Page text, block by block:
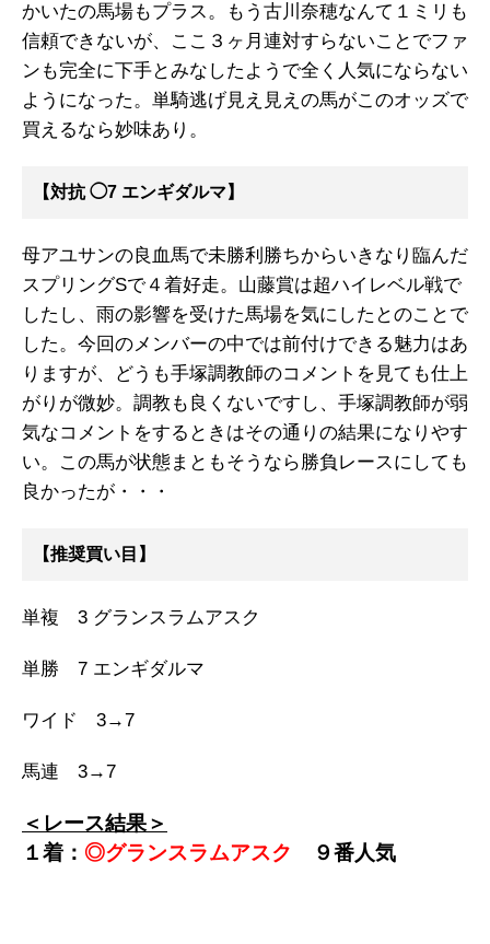
かいたの馬場もプラス。もう古川奈穂なんて１ミリも
信頼できないが、ここ３ヶ月連対すらないことでファ
ンも完全に下手とみなしたようで全く人気にならない
ようになった。単騎逃げ見え見えの馬がこのオッズで
買えるなら妙味あり。
【対抗 ◯7 エンギダルマ】
母アユサンの良血馬で未勝利勝ちからいきなり臨んだ
スプリングSで４着好走。山藤賞は超ハイレベル戦で
したし、雨の影響を受けた馬場を気にしたとのことで
した。今回のメンバーの中では前付けできる魅力はあ
りますが、どうも手塚調教師のコメントを見ても仕上
がりが微妙。調教も良くないですし、手塚調教師が弱
気なコメントをするときはその通りの結果になりやす
い。この馬が状態まともそうなら勝負レースにしても
良かったが・・・
【推奨買い目】
単複 3 グランスラムアスク
単勝 7 エンギダルマ
ワイド 3→7
馬連 3→7
＜レース結果＞
１着： ◎グランスラムアスク ９番人気